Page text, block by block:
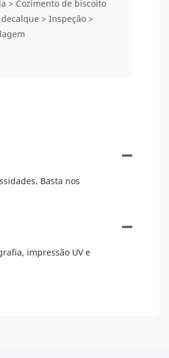
> Cozimento de biscoito
> Inspeção >
Basta nos
impressão UV e